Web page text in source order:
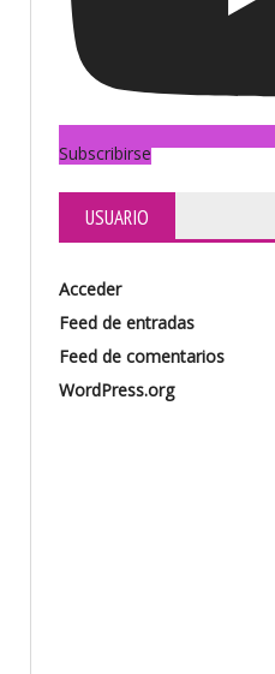
Subscribirse
USUARIO
Acceder
Feed de entradas
Feed de comentarios
WordPress.org